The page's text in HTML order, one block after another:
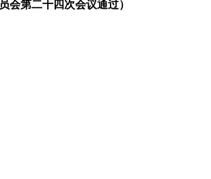
会第二十四次会议通过）